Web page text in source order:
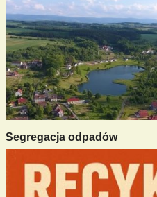
Segregacja odpadów